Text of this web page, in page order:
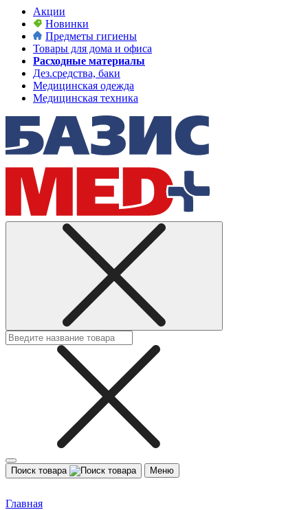
Акции
Новинки
Предметы гигиены
Товары для дома и офиса
Расходные материалы
Дез.средства, баки
Медицинская одежда
Медицинская техника
Поиск товара Меню
Главная